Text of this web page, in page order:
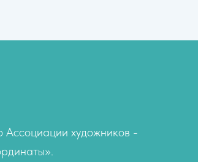
Ассоциации художников -